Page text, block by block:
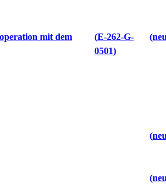
mit dem
E-262-G-
0501
neu
neu
neu